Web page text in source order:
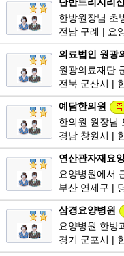
단반트리지리
한방원장님 초
전남 구례 | 요
의료법인 원광
원광의료재단
전북 군산시 |
예담한의원
한의원 원장님
경남 창원시 |
연산관자재요
요양병원에서
부산 연제구 |
삼경요양병원
요양병원 한방
경기 군포시 |